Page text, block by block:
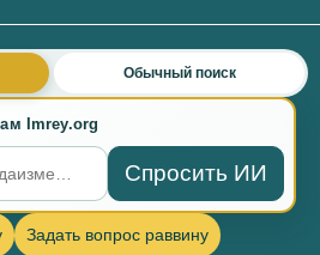
Imrey.org
Спросить ИИ
Обычный поиск
Задать вопрос раввину